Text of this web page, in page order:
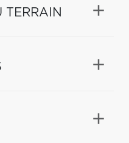
TERRAIN